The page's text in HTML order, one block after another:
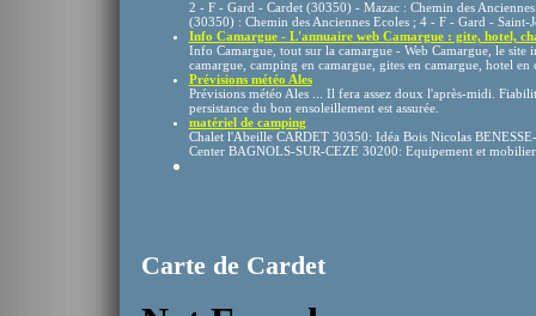
2 - F - Gard - Cardet (30350) - Mazac : Chemin des
(30350) : Chemin des Anciennes Ecoles ; 4 - F - Gard - Saint-
Info Camargue - L'annuaire web Camargue : gite, hotel,
Info Camargue, tout sur la camargue - Web Camargue, le site
camargue, camping en camargue, gites en camargue, hotel
Prévisions météo Ales
Prévisions météo Ales ... Il fera assez doux l'après-midi.
persistance du bon ensoleillement est assurée.
matériel de camping
Chalet l'Abeille CARDET 30350: Idéa Bois Nicolas
Center BAGNOLS-SUR-CEZE 30200: Equipement et
Carte de Cardet